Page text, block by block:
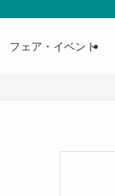
フェア・イベント